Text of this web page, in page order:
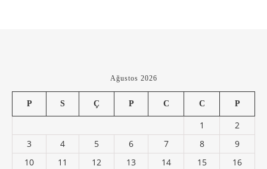
Ağustos 2026
P S Ç P C C P
1
2
3
4 5 6 7 8
9
10
11 12 13 14 15
16